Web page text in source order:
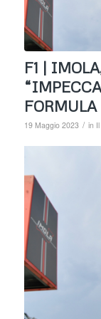
F1 |
19 Maggio 2023 / in